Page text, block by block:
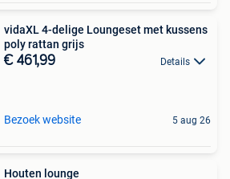
vidaXL 4-delige Loungeset met kussens
poly rattan grijs
€ 461,99 Details
Bezoek website 5 aug 26
Houten lounge